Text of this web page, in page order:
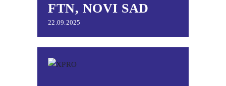
FTN, NOVI SAD
22.09.2025